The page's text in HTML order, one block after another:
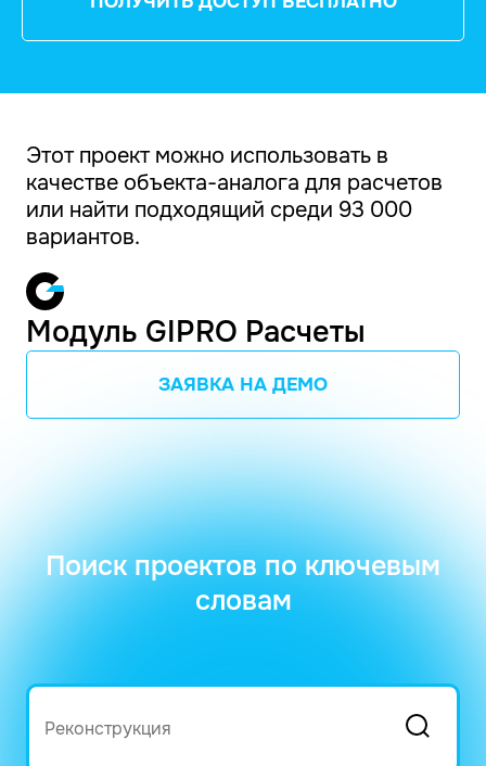
Этот проект можно использовать в
качестве объекта-аналога для расчетов
или найти подходящий среди 93 000
вариантов.
Модуль GIPRO Расчеты
ЗАЯВКА НА ДЕМО
Поиск проектов по ключевым
словам